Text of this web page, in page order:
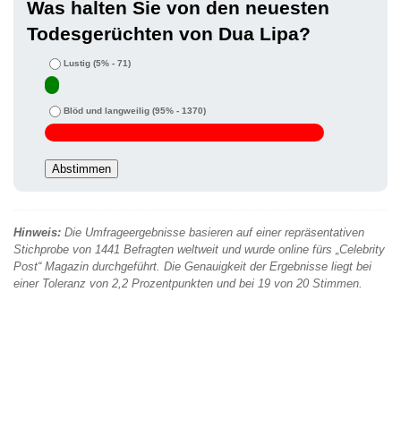
Was halten Sie von den neuesten
Todesgerüchten von Dua Lipa?
Lustig (5% - 71)
Blöd und langweilig (95% - 1370)
Hinweis: Die Umfrageergebnisse basieren auf einer repräsentativen
Stichprobe von 1441 Befragten weltweit und wurde online fürs „Celebrity
Post“ Magazin durchgeführt. Die Genauigkeit der Ergebnisse liegt bei
einer Toleranz von 2,2 Prozentpunkten und bei 19 von 20 Stimmen.